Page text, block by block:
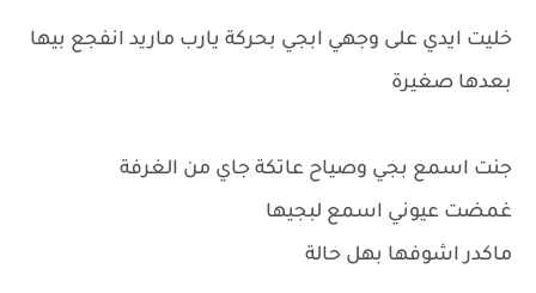
خليت ايدي على وجهي ابجي بحركة يارب ماريد انفجع بيها
بعدها صغيرة
جنت اسمع بجي وصياح عاتكة جاي من الغرفة
غمضت عيوني اسمع لبجيها
ماكدر اشوفها بهل حالة